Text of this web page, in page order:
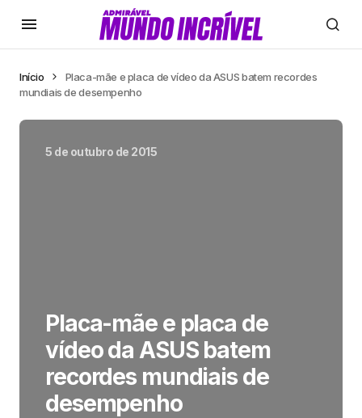
Início
Placa-mãe e placa de vídeo da ASUS batem recordes
mundiais de desempenho
5 de outubro de 2015
Placa-mãe e placa de
vídeo da ASUS batem
recordes mundiais de
desempenho